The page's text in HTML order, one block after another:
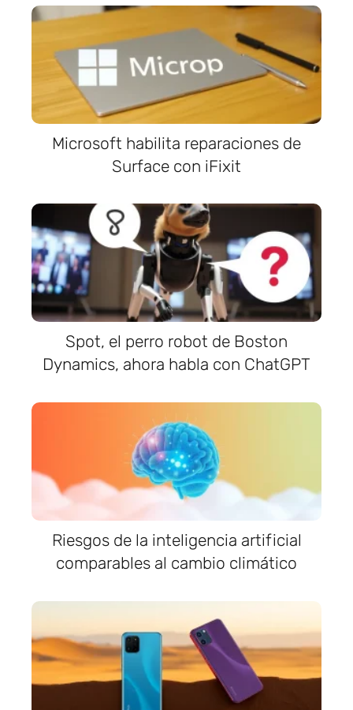
Microsoft habilita reparaciones de
Surface con iFixit
Spot, el perro robot de Boston
Dynamics, ahora habla con ChatGPT
Riesgos de la inteligencia artificial
comparables al cambio climático